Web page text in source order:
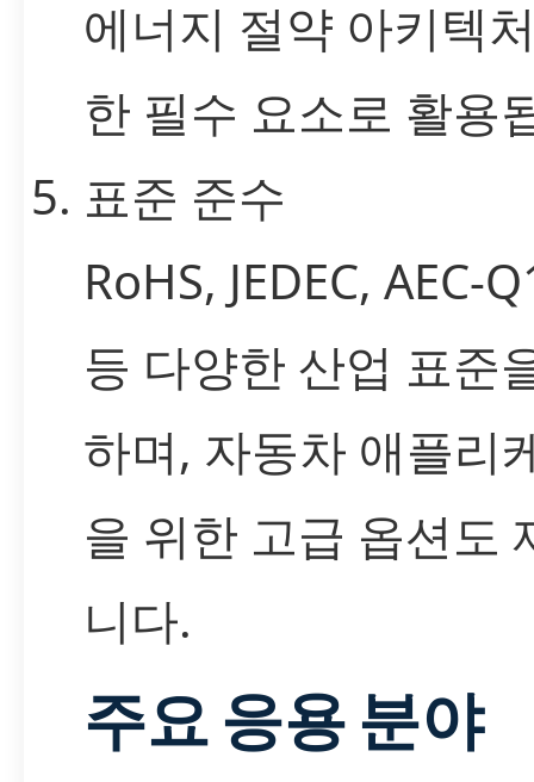
에너지 절약 아키텍
한 필수 요소로 활용
표준 준수
RoHS, JEDEC, AEC-
등 다양한 산업 표준
하며, 자동차 애플리
을 위한 고급 옵션도
니다.
주요 응용 분야